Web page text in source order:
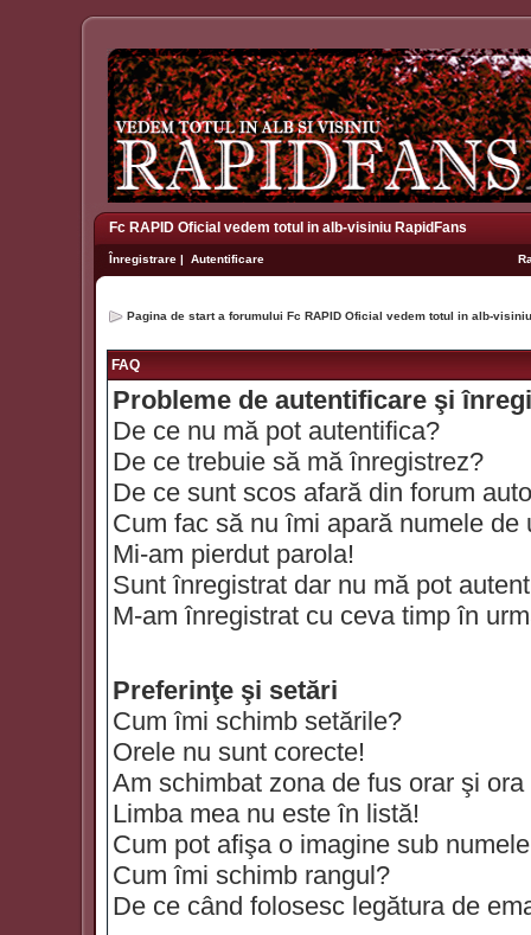
Fc RAPID Oficial vedem totul in alb-visiniu RapidFans
Înregistrare | Autentificare
Pagina de start a forumului Fc RAPID Oficial vedem totul in alb-
FAQ
Probleme de autentificare şi
De ce nu mă pot autentifica?
De ce trebuie să mă înregistrez?
De ce sunt scos afară din forum
Cum fac să nu îmi apară numele
Mi-am pierdut parola!
Sunt înregistrat dar nu mă pot
M-am înregistrat cu ceva timp în
Preferinţe şi setări
Cum îmi schimb setările?
Orele nu sunt corecte!
Am schimbat zona de fus orar şi
Limba mea nu este în listă!
Cum pot afişa o imagine sub
Cum îmi schimb rangul?
De ce când folosesc legătura de